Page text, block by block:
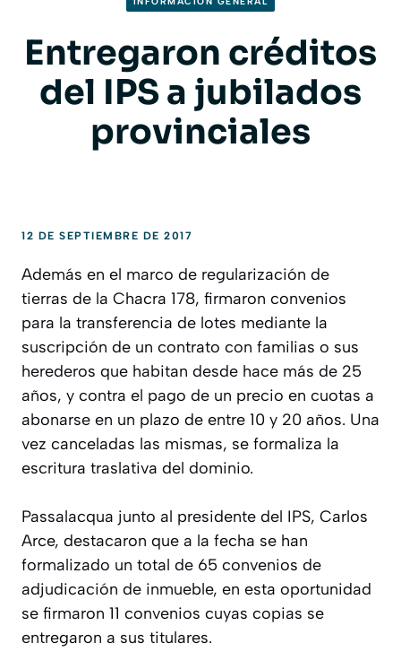
Entregaron créditos
del IPS a jubilados
provinciales
12 DE SEPTIEMBRE DE 2017
Además en el marco de regularización de
tierras de la Chacra 178, firmaron convenios
para la transferencia de lotes mediante la
suscripción de un contrato con familias o sus
herederos que habitan desde hace más de 25
años, y contra el pago de un precio en cuotas a
abonarse en un plazo de entre 10 y 20 años. Una
vez canceladas las mismas, se formaliza la
escritura traslativa del dominio.
Passalacqua junto al presidente del IPS, Carlos
Arce, destacaron que a la fecha se han
formalizado un total de 65 convenios de
adjudicación de inmueble, en esta oportunidad
se firmaron 11 convenios cuyas copias se
entregaron a sus titulares.